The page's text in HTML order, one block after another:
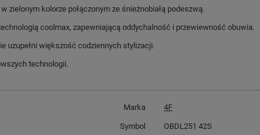
zielonym kolorze połączonym ze śnieżnobiałą podeszwą.
coolmax, zapewniającą oddychalność i przewiewność obuwia.
uzupełni większość codziennych stylizacji.
technologii.
Marka 4F
Symbol OBDL251 42S